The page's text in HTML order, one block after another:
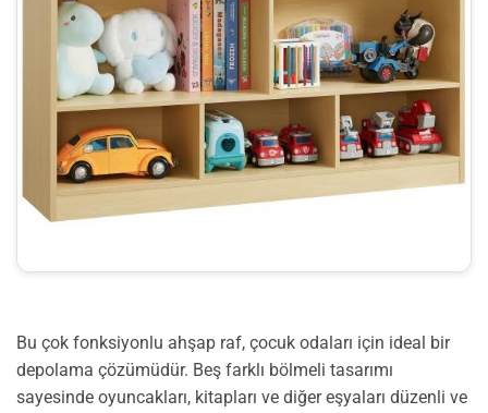
Bu çok fonksiyonlu ahşap raf, çocuk odaları için ideal bir
depolama çözümüdür. Beş farklı bölmeli tasarımı
sayesinde oyuncakları, kitapları ve diğer eşyaları düzenli ve